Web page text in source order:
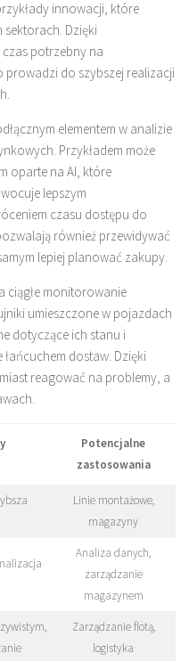
innowacji, które
Dzięki
potrzebny na
do szybszej realizacji
elementem w analizie
Przykładem może
oparte na AI, które
lepszym
czasu dostępu do
również przewidywać
lepiej planować zakupy.
ciągłe monitorowanie
umieszczone w pojazdach
dotyczące ich stanu i
dostaw. Dzięki
reagować na problemy, a
Potencjalne
zastosowania
Linie montażowe,
magazyny
Analiza danych,
zarządzanie
magazynem
Zarządzanie flotą,
logistyka